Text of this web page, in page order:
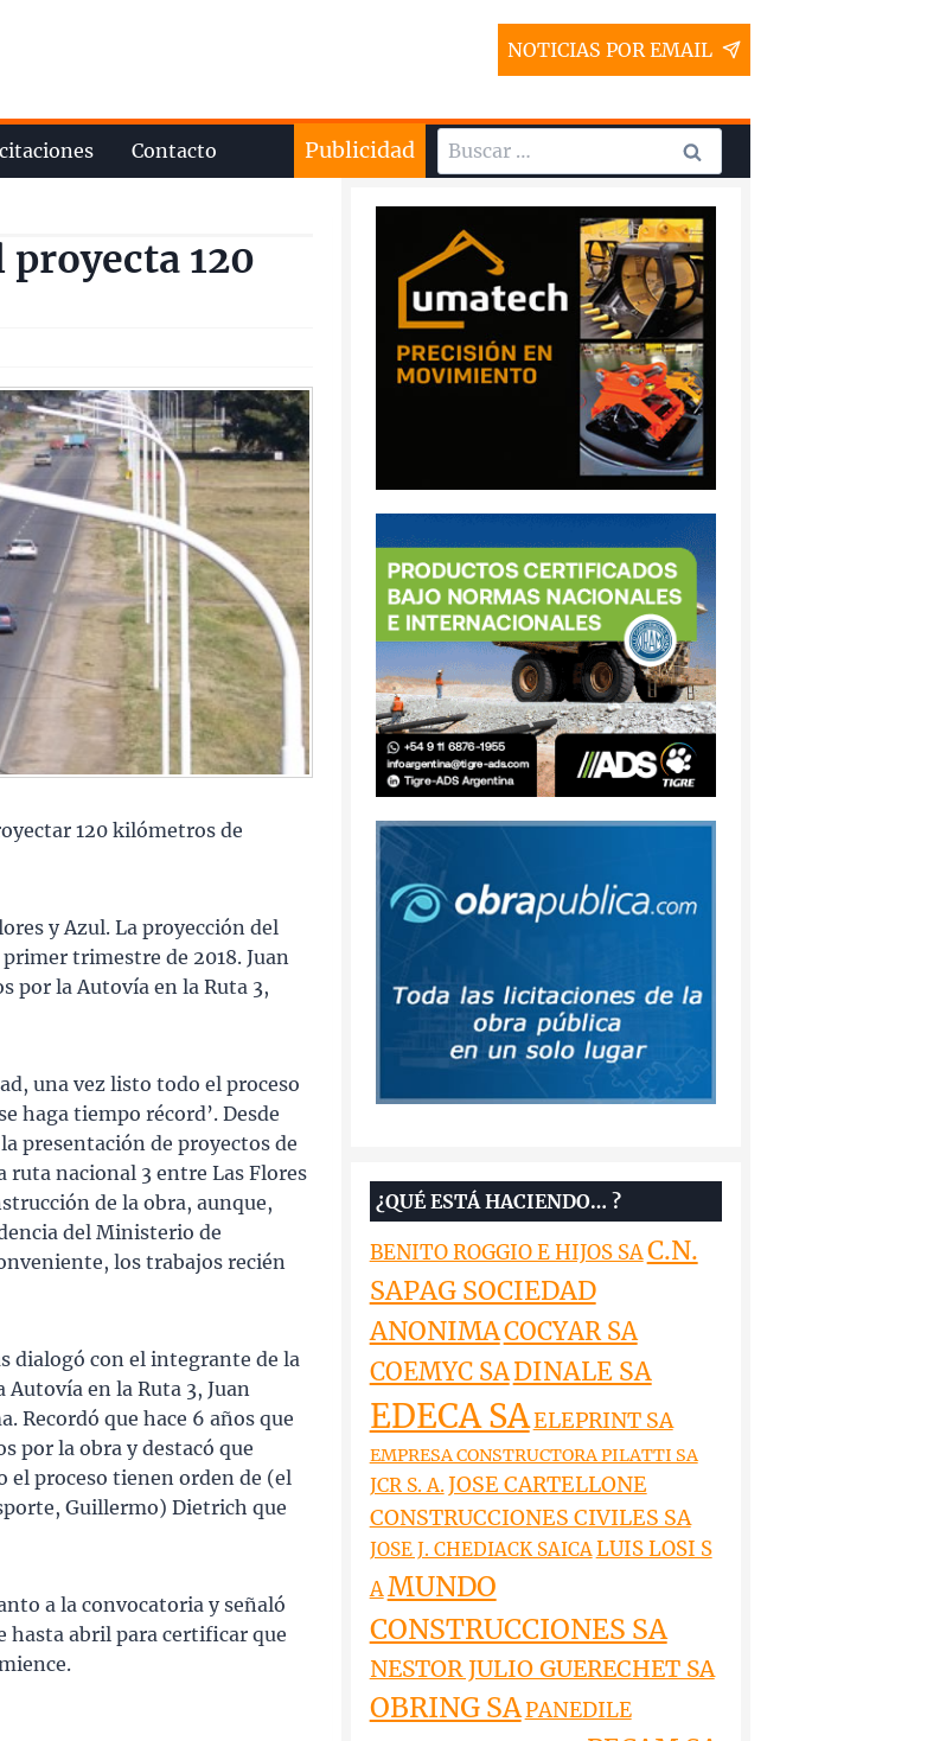
NOTICIAS POR EMAIL
Contacto Publicidad Buscar:
120
120 kilómetros de
y Azul. La proyección del
trimestre de 2018. Juan
por la Autovía en la Ruta 3,
una vez listo todo el proceso
haga tiempo récord’. Desde
presentación de proyectos de
nacional 3 entre Las Flores
de la obra, aunque,
del Ministerio de
los trabajos recién
dialogó con el integrante de la
en la Ruta 3, Juan
Recordó que hace 6 años que
por la obra y destacó que
el proceso tienen orden de (el
Guillermo) Dietrich que
a la convocatoria y señaló
hasta abril para certificar que
¿QUÉ ESTÁ HACIENDO… ?
BENITO ROGGIO E HIJOS SAC.N.
SAPAG SOCIEDAD
ANONIMACOCYAR SA
COEMYC SADINALE SA
EDECA SAELEPRINT SA
EMPRESA CONSTRUCTORA PILATTI SA
JCR S. A.JOSE CARTELLONE
CONSTRUCCIONES CIVILES SA
JOSE J. CHEDIACK SAICALUIS LOSI S
AMUNDO
CONSTRUCCIONES SA
NESTOR JULIO GUERECHET SA
OBRING SAPANEDILE